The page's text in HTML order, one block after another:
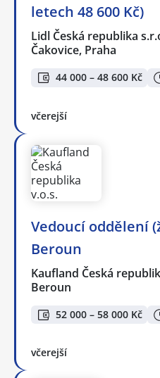
letech 48 600 Kč)
Lidl Česká republika
Čakovice, Praha
44 000 – 48 600 Kč
včerejší
Vedoucí oddělení
Beroun
Kaufland Česká
Beroun
52 000 – 58 000 Kč
včerejší